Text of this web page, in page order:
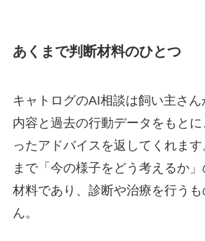
あくまで判断材料のひとつ
キャトログのAI相談は飼い主さ
内容と過去の行動データをもと
ったアドバイスを返してくれます
まで「今の様子をどう考えるか
材料であり、診断や治療を行う
ん。